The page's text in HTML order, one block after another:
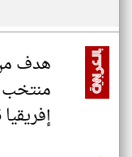
هدف
منتخب
إفريقيا 2025